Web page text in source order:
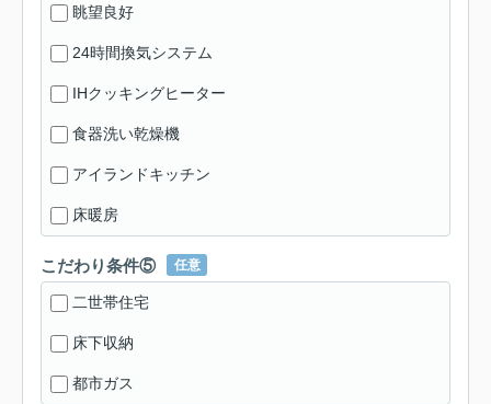
眺望良好
24時間換気システム
IHクッキングヒーター
食器洗い乾燥機
アイランドキッチン
床暖房
こだわり条件⑤ 任意
二世帯住宅
床下収納
都市ガス